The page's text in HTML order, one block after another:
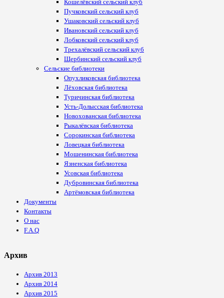
Кошелёвский сельский клуб
Пучковский сельский клуб
Ушаковский сельский клуб
Ивановский сельский клуб
Лобковский сельский клуб
Трехалёвский сельский клуб
Щербинский сельский клуб
Сельские библиотеки
Опухликовская библиотека
Лёховская библиотека
Туричинская библиотека
Усть-Долысская библиотека
Новохованская библиотека
Рыкалёвская библиотека
Сорокинская библиотека
Ловецкая библиотека
Мошенинская библиотека
Язненская библиотека
Усовская библиотека
Дубровинская библиотека
Артёмовская библиотека
Документы
Контакты
О нас
F.A.Q
Архив
Архив 2013
Архив 2014
Архив 2015